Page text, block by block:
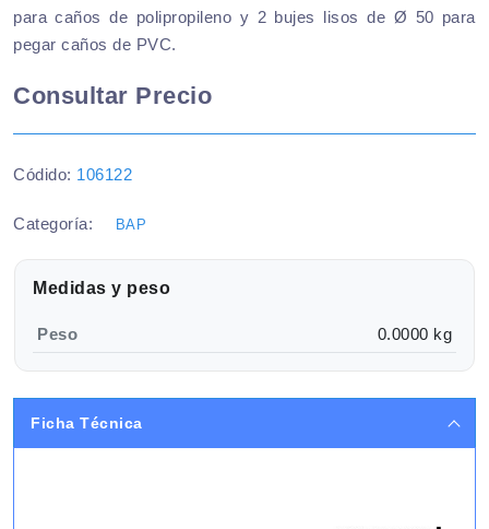
para caños de polipropileno y 2 bujes lisos de Ø 50 para
pegar caños de PVC.
Consultar Precio
Códido: 106122
Categoría: BAP
Medidas y peso
Peso 0.0000 kg
Ficha Técnica